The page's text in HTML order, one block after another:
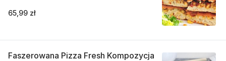
65,99 zł
Faszerowana Pizza Fresh Kompozycja